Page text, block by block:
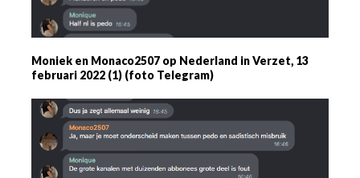
Moniek en Monaco2507 op Nederland in Verzet, 13
februari 2022 (1) (foto Telegram)